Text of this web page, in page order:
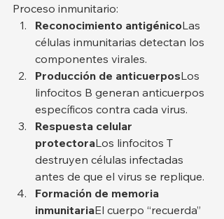
Proceso inmunitario:
Reconocimiento antigénicoLas
células inmunitarias detectan los
componentes virales.
Producción de anticuerposLos
linfocitos B generan anticuerpos
específicos contra cada virus.
Respuesta celular
protectoraLos linfocitos T
destruyen células infectadas
antes de que el virus se replique.
Formación de memoria
inmunitariaEl cuerpo “recuerda”